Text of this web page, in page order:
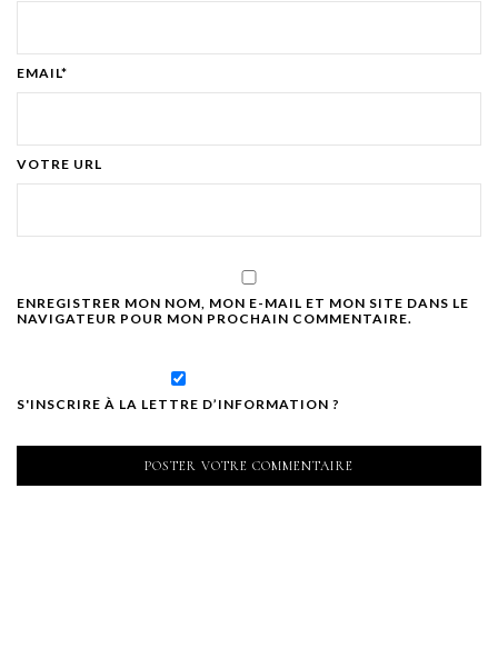
EMAIL*
VOTRE URL
ENREGISTRER MON NOM, MON E-MAIL ET MON SITE DANS LE
NAVIGATEUR POUR MON PROCHAIN COMMENTAIRE.
S'INSCRIRE À LA LETTRE D’INFORMATION ?